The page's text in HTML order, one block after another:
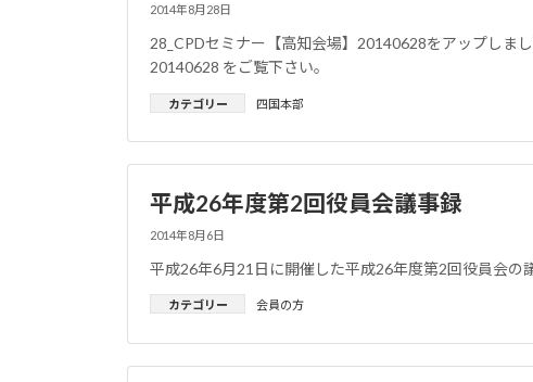
2014年8月28日
28_CPDセミナー【高知会場】20140628をアップしま
20140628 をご覧下さい。
カテゴリー 四国本部
平成26年度第2回役員会議事録
2014年8月6日
平成26年6月21日に開催した平成26年度第2回役員会の
カテゴリー 会員の方